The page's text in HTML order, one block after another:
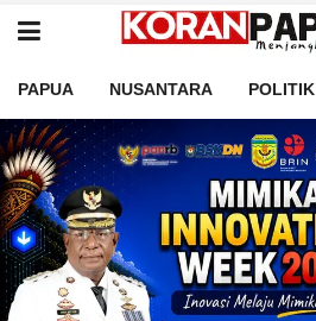
PAPUA NUSANTARA POLITIK